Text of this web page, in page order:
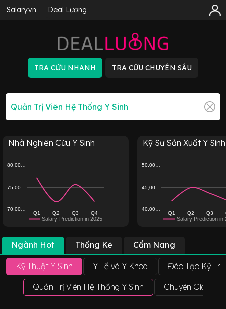
Salary.vn Deal Lương
Nhà Nghiên Cứu Y Sinh
Salary Prediction in 2025
Q1 Q2 Q3 Q4
70,00…
75,00…
80,00…
Kỹ Sư Sản Xuất Y Sinh
Salary Prediction in
Q1 Q2 Q3
40,00…
45,00…
50,00…
Ngành Hot Thống Kê Cẩm Nang
Kỹ Thuật Y Sinh Y Tế và Y Khoa Đào Tạo Kỹ
Quản Trị Viên Hệ Thống Y Sinh Chuyên Gia Lâm